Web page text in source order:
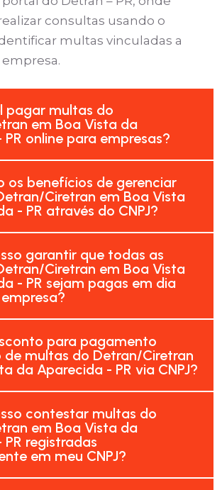
consultas usando o
multas vinculadas a
pagar multas do
em Boa Vista da
online para empresas?
os benefícios de gerenciar
Ciretran em Boa Vista
- PR através do CNPJ?
garantir que todas as
Ciretran em Boa Vista
- PR sejam pagas em dia
para pagamento
multas do Detran/Ciretran
da Aparecida - PR via CNPJ?
contestar multas do
em Boa Vista da
registradas
em meu CNPJ?